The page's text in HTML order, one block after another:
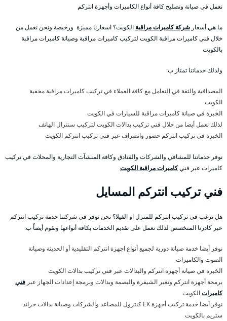
نعمل في صيانة وتصليح كافة أنواع الكاميرات وأجهزة انتركم
ما هي أسعار شركة كاميرات مراقبة الكويت؟ اسعارنا مميزة ورخيصة ونحن نعمل من
خلال فني كاميرات مراقبة الكويت لتركيب كاميرات مراقبة وصيانة كاميرات مراقبة
بالكويت
ولذلك خدماتنا تمتاز ب:
المصداقية والثقة في التعامل مع كافة العملاء في تركيب كاميرات مراقبة مخفية
الكويت
الخبرة في صيانة كاميرات مراقبة للسيارات في الكويت
لذلك نعمل أيضا من خلال فني تركيب بدالات الكويت لتركيب سنترال الهاتف
الخبرة في تركيب انتركم حضور وانصراف عبر فني تركيب انتركم الكويت
نوفر خدماتنا للمشافي والشركات والفنادق وكافة المنشآت التجارية والمحلات في تركيب
كاميرات عبر فنيكاميرات مراقبة الكويت
فني تركيب انتركم المسايل
هل ترغب في تركيب انتركم للمنزل او الفيلا؟ نحن نوفر في شركتنا خدمة تركيب انتركم
عبر كادرنا المتخصص لذلك نعمل على تقديم الخدمات بكافة أنواعها ونقوم أيضاً ب:
نوفر أيضا خدمة صيانة دورية لجميع أنواع اجهزة انتركم التقليدية أو الحديثة وصيانة
الصوت والكاميرات
الخبرة في صيانة أجهزة انتركم والبدالات عبر فني تركيب بدالات الكويت
برمجة أجهزة انتركم وتغير الشيفرة والبصمة وبدالات وبرمجة إعدادات الجهاز عبر فني
كاميراتالكويت
نوفر أيضا خدمة تركيب أجهزة EX كنترول للمصاعد والشركات وصيانة بدالات جراند
ستريم بالكويت